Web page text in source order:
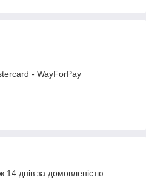
- WayForPay
днів за домовленістю